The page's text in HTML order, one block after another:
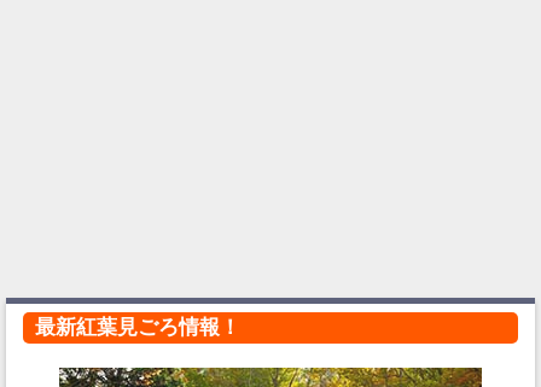
最新紅葉見ごろ情報！